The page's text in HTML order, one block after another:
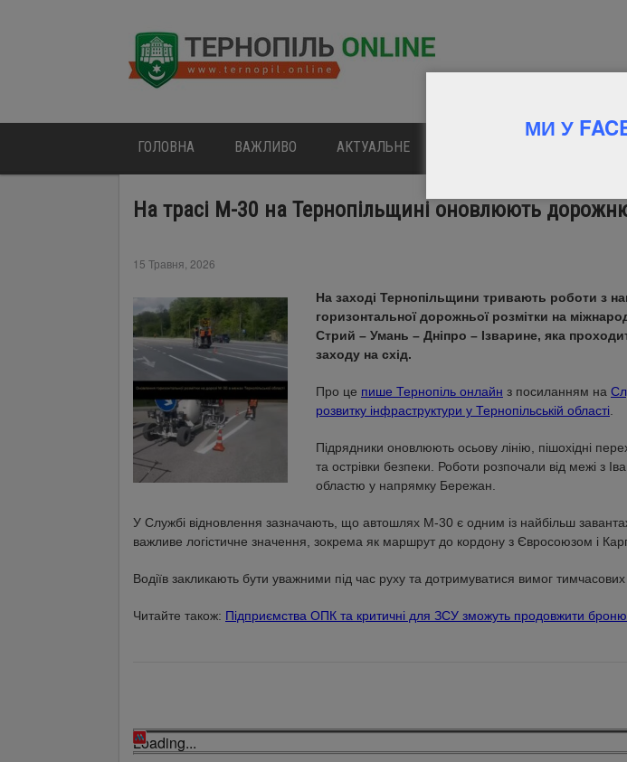
ГОЛОВНА ВАЖЛИВО АКТУАЛЬНЕ
На трасі М-30 на Тернопільщині оновлюють
15 Травня, 2026
На заході Тернопільщини тривають роботи з
горизонтальної дорожньої розмітки на
Стрий – Умань – Дніпро – Ізварине, яка
заходу на схід.
Про це пише Тернопіль онлайн з посиланням на
розвитку інфраструктури у Тернопільській області
Підрядники оновлюють осьову лінію, пішохідні
та острівки безпеки. Роботи розпочали від межі з
областю у напрямку Бережан.
У Службі відновлення зазначають, що автошлях М-30 є одним із найбільш
важливе логістичне значення, зокрема як маршрут до кордону з Євросоюзом і
Водіїв закликають бути уважними під час руху та дотримуватися вимог тимчасових
Читайте також: Підприємства ОПК та критичні для ЗСУ зможуть продовжити
Loading...
МИ У